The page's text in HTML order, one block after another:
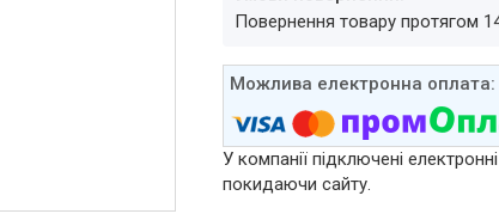
повернення товару протягом
У компанії підключені
покидаючи сайту.